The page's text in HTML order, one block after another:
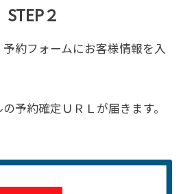
２
約フォームにお客様情報を入
予約確定ＵＲＬが届きます。